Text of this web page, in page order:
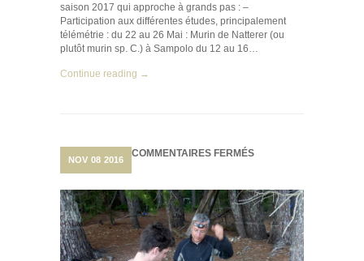
saison 2017 qui approche à grands pas : –
Participation aux différentes études, principalement
télémétrie : du 22 au 26 Mai : Murin de Natterer (ou
plutôt murin sp. C.) à Sampolo du 12 au 16…
Continue reading →
NOV 08 2016
COMMENTAIRES FERMÉSSUR
NOUS
JOUENT
DES
TOURS…